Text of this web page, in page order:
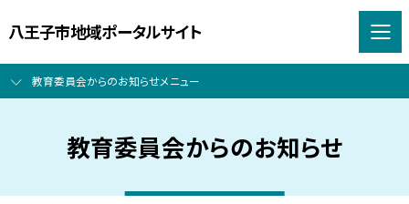
八王子市地域ポータルサイト
教育委員会からのお知らせメニュー
教育委員会からのお知らせ